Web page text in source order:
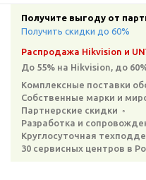
Получите выгоду от
Получить скидки до 60%
Распродажа Hikvision и
До 55% на Hikvision, до
Комплексные поставки
Собственные марки и
Партнерские скидки ◦
Разработка и
Круглосуточная
30 сервисных центров в